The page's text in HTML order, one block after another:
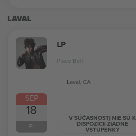
LAVAL
SEP
18
PI
LP
Place Bell
Laval, CA
V SÚČASNOSTI NIE SÚ K
DISPOZÍCII ŽIADNE
VSTUPENKY